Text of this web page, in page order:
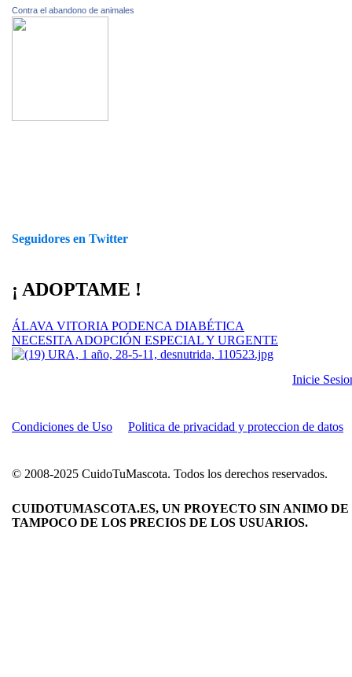
Contra el abandono de animales
Seguidores en Twitter
¡ ADOPTAME !
ÁLAVA VITORIA PODENCA DIABÉTICA
NECESITA ADOPCIÓN ESPECIAL Y URGENTE
Inicie
Condiciones de Uso Politica de privacidad y proteccion de datos
© 2008-2025 CuidoTuMascota. Todos los derechos reservados.
CUIDOTUMASCOTA.ES, UN PROYECTO SIN ANIMO
TAMPOCO DE LOS PRECIOS DE LOS USUARIOS.